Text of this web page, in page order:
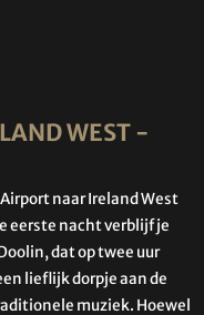
WEST -
naar Ireland West
eerste nacht verblijf je
dat op twee uur
lieflijk dorpje aan de
muziek. Hoewel